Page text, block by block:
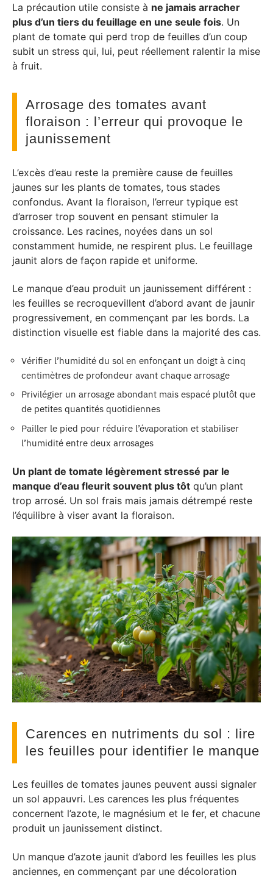
La précaution utile consiste à ne jamais arracher
plus d’un tiers du feuillage en une seule fois. Un
plant de tomate qui perd trop de feuilles d’un coup
subit un stress qui, lui, peut réellement ralentir la mise
à fruit.
Arrosage des tomates avant
floraison : l’erreur qui provoque le
jaunissement
L’excès d’eau reste la première cause de feuilles
jaunes sur les plants de tomates, tous stades
confondus. Avant la floraison, l’erreur typique est
d’arroser trop souvent en pensant stimuler la
croissance. Les racines, noyées dans un sol
constamment humide, ne respirent plus. Le feuillage
jaunit alors de façon rapide et uniforme.
Le manque d’eau produit un jaunissement différent :
les feuilles se recroquevillent d’abord avant de jaunir
progressivement, en commençant par les bords. La
distinction visuelle est fiable dans la majorité des cas.
Vérifier l’humidité du sol en enfonçant un doigt à cinq
centimètres de profondeur avant chaque arrosage
Privilégier un arrosage abondant mais espacé plutôt que
de petites quantités quotidiennes
Pailler le pied pour réduire l’évaporation et stabiliser
l’humidité entre deux arrosages
Un plant de tomate légèrement stressé par le
manque d’eau fleurit souvent plus tôt qu’un plant
trop arrosé. Un sol frais mais jamais détrempé reste
l’équilibre à viser avant la floraison.
Carences en nutriments du sol : lire
les feuilles pour identifier le manque
Les feuilles de tomates jaunes peuvent aussi signaler
un sol appauvri. Les carences les plus fréquentes
concernent l’azote, le magnésium et le fer, et chacune
produit un jaunissement distinct.
Un manque d’azote jaunit d’abord les feuilles les plus
anciennes, en commençant par une décoloration